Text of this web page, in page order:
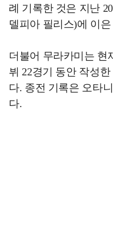
례 기록한 것은 지난
델피아 필리스)에 이
더불어 무라카미는 현
뷔 22경기 동안 작성
다. 종전 기록은 오타
다.